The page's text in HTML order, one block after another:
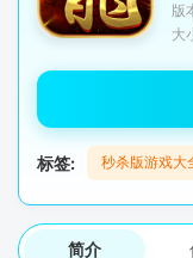
版
大
标签: 秒杀版游戏大
简介